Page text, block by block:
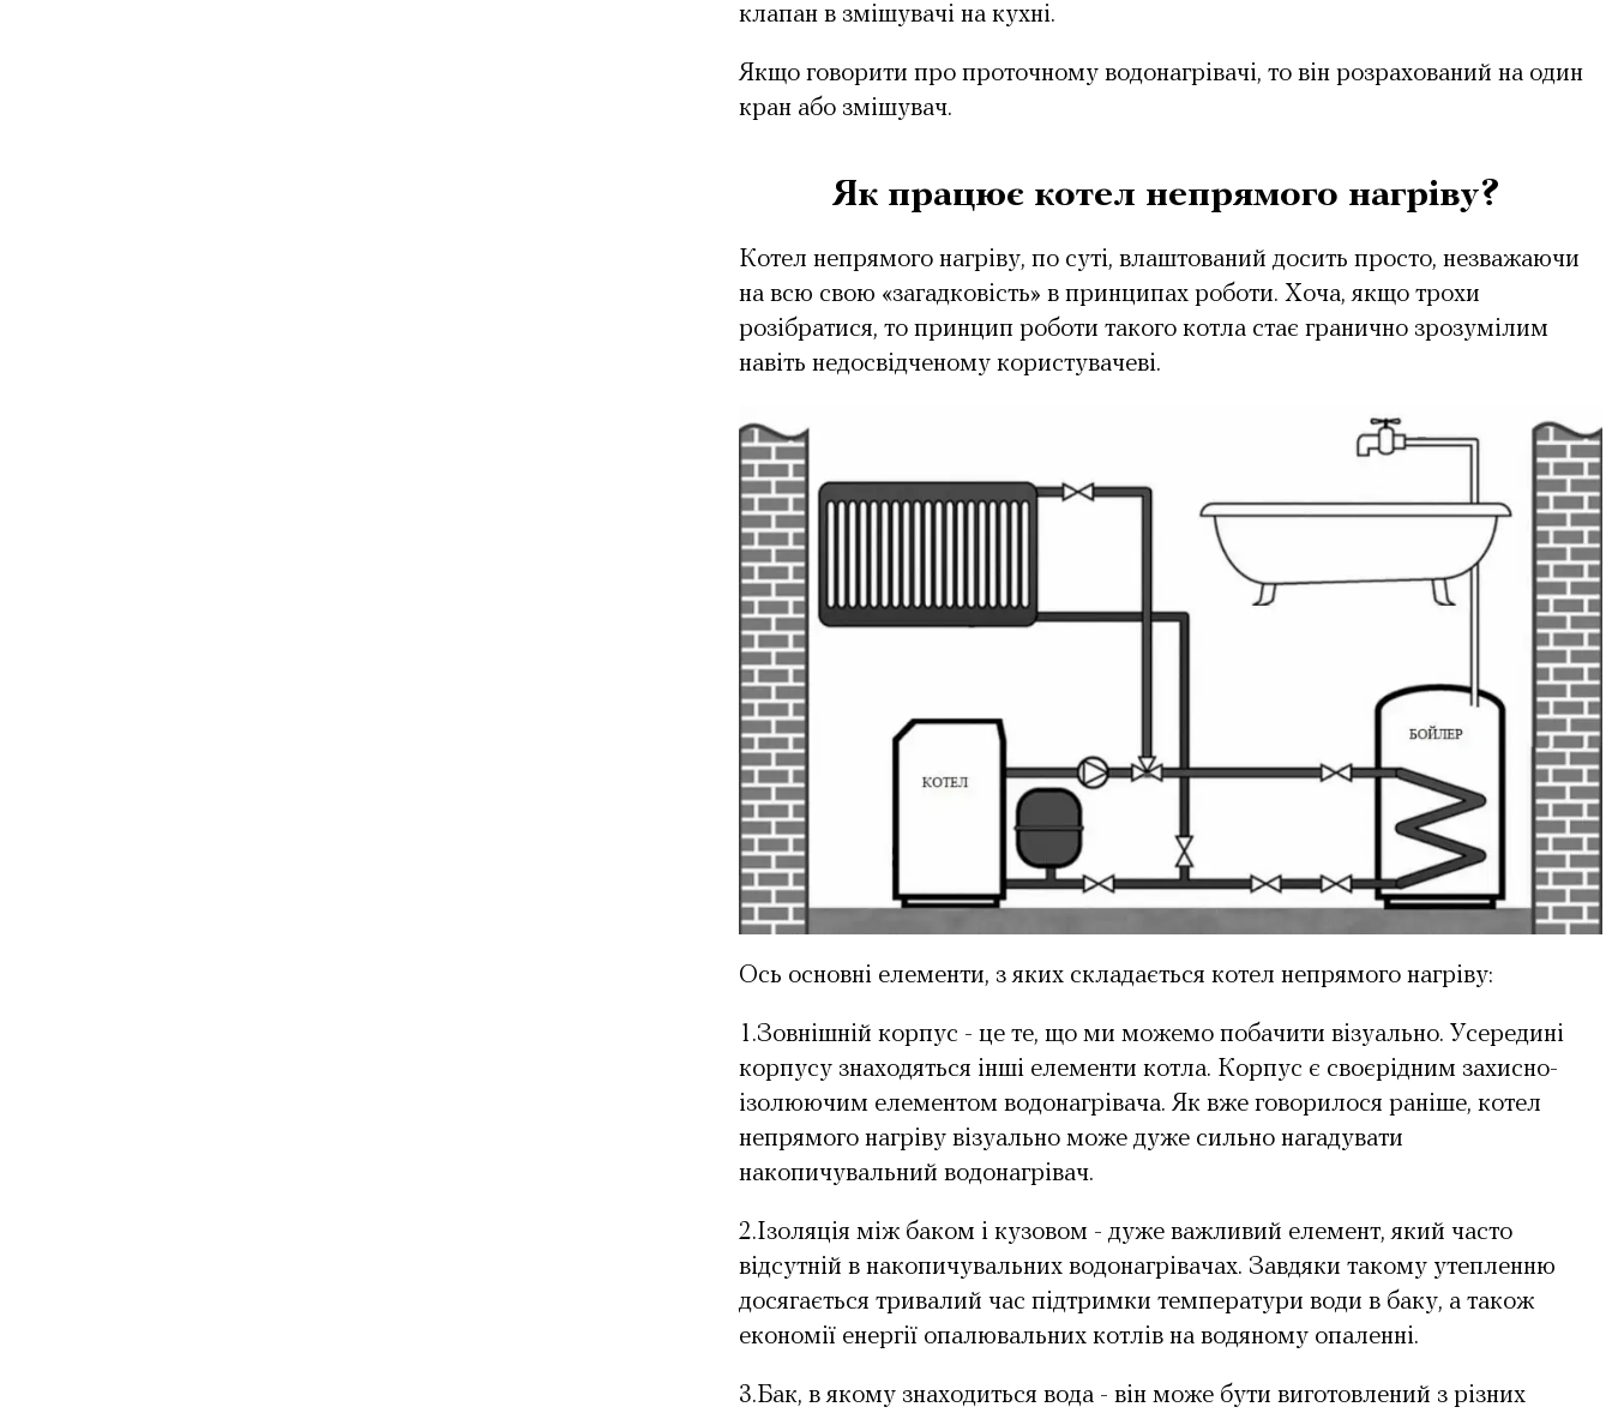
клапан в змішувачі на кухні.
Якщо говорити про проточному водонагрівачі, то він розрахований на один
кран або змішувач.
Як працює котел непрямого нагріву?
Котел непрямого нагріву, по суті, влаштований досить просто, незважаючи
на всю свою «загадковість» в принципах роботи. Хоча, якщо трохи
розібратися, то принцип роботи такого котла стає гранично зрозумілим
навіть недосвідченому користувачеві.
Ось основні елементи, з яких складається котел непрямого нагріву:
1.Зовнішній корпус - це те, що ми можемо побачити візуально. Усередині
корпусу знаходяться інші елементи котла. Корпус є своєрідним захисно-
ізолюючим елементом водонагрівача. Як вже говорилося раніше, котел
непрямого нагріву візуально може дуже сильно нагадувати
накопичувальний водонагрівач.
2.Ізоляція між баком і кузовом - дуже важливий елемент, який часто
відсутній в накопичувальних водонагрівачах. Завдяки такому утепленню
досягається тривалий час підтримки температури води в баку, а також
економії енергії опалювальних котлів на водяному опаленні.
3.Бак, в якому знаходиться вода - він може бути виготовлений з різних